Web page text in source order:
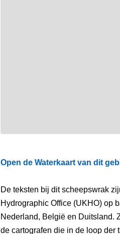
Open de Waterkaart van dit
De teksten bij dit scheepswrak
Hydrographic Office (UKHO) op
Nederland, België en Duitsland.
de cartografen die in de loop der